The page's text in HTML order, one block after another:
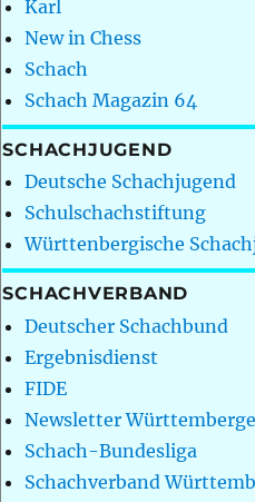
Karl
New in Chess
Schach
Schach Magazin 64
SCHACHJUGEND
Deutsche Schachjugend
Schulschachstiftung
Württenbergische
SCHACHVERBAND
Deutscher Schachbund
Ergebnisdienst
FIDE
Newsletter
Schach-Bundesliga
Schachverband